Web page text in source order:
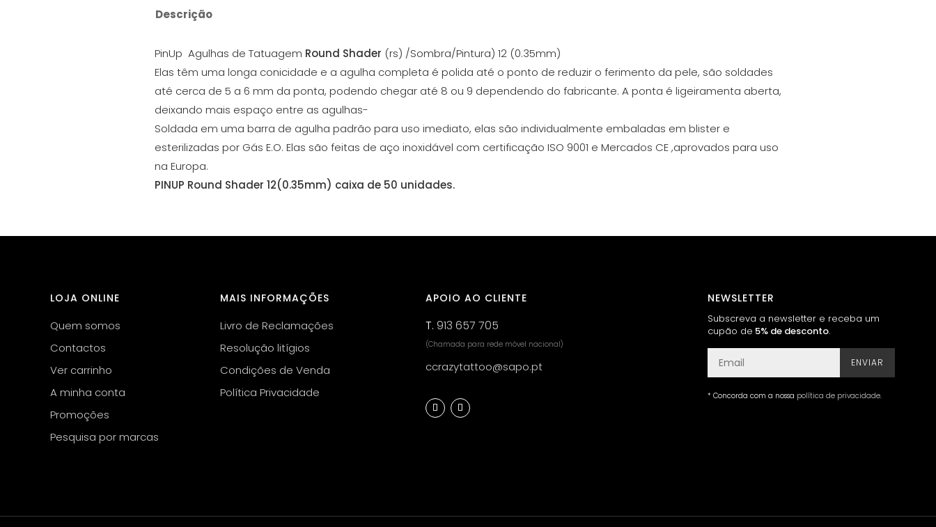
Descrição
PinUp Agulhas de Tatuagem Round Shader (rs) /Sombra/Pintura) 12 (0.35mm)
Elas têm uma longa conicidade e a agulha completa é polida até o ponto de reduzir o ferimento da pele, são soldades
até cerca de 5 a 6 mm da ponta, podendo chegar até 8 ou 9 dependendo do fabricante. A ponta é ligeiramenta aberta,
deixando mais espaço entre as agulhas-
Soldada em uma barra de agulha padrão para uso imediato, elas são individualmente embaladas em blister e
esterilizadas por Gás E.O. Elas são feitas de aço inoxidável com certificação ISO 9001 e Mercados CE ,aprovados para uso
na Europa.
PINUP Round Shader 12(0.35mm) caixa de 50 unidades.
LOJA ONLINE
Quem somos
Contactos
Ver carrinho
A minha conta
Promoções
Pesquisa por marcas
MAIS INFORMAÇÕES
Livro de Reclamações
Resolução litígios
Condições de Venda
Política Privacidade
APOIO AO CLIENTE
T. 913 657 705
(Chamada para rede móvel nacional)
ccrazytattoo@sapo.pt
NEWSLETTER
Subscreva a newsletter e receba um
cupão de 5% de desconto.
ENVIAR
* Concorda com a nossa política de privacidade.